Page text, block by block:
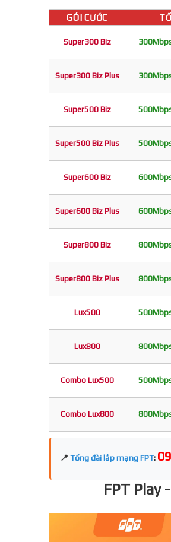
GÓI CƯỚC
Super300 Biz
Super300 Biz Plus
Super500 Biz
Super500 Biz Plus
Super600 Biz
Super600 Biz Plus
Super800 Biz
Super800 Biz Plus
Lux500
Lux800
Combo Lux500
Combo Lux800
📍 Tổng đài lắp mạng FPT:
FPT